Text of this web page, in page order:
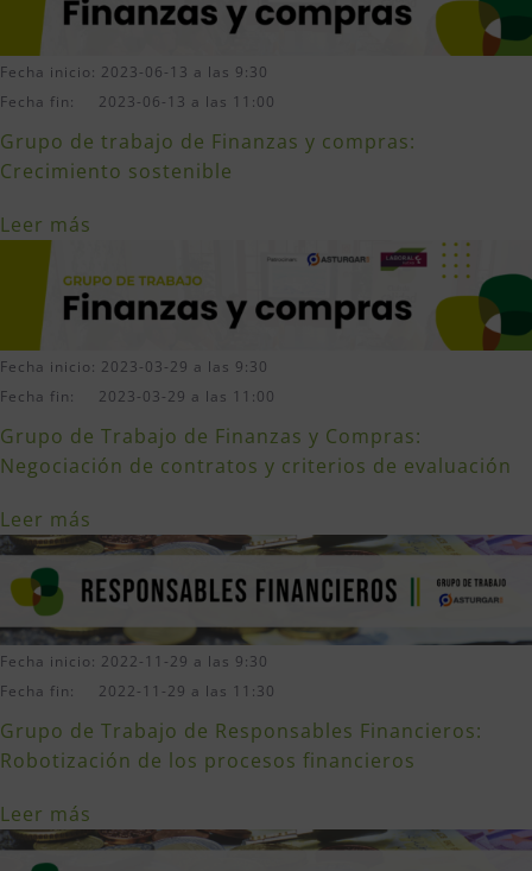
Fecha inicio: 2023-06-13 a las 9:30
Fecha fin: 2023-06-13 a las 11:00
Grupo de trabajo de Finanzas y compras:
Crecimiento sostenible
Leer más
Fecha inicio: 2023-03-29 a las 9:30
Fecha fin: 2023-03-29 a las 11:00
Grupo de Trabajo de Finanzas y Compras:
Negociación de contratos y criterios de evaluación
Leer más
Fecha inicio: 2022-11-29 a las 9:30
Fecha fin: 2022-11-29 a las 11:30
Grupo de Trabajo de Responsables Financieros:
Robotización de los procesos financieros
Leer más